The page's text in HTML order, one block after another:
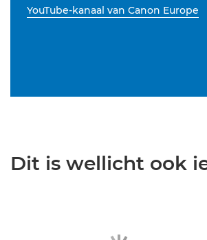
YouTube-kanaal van Canon Europe
Dit is wellicht ook